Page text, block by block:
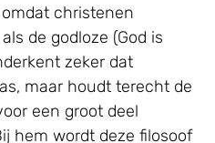
christenen
de godloze (God is
zeker dat
maar houdt terecht de
een groot deel
hem wordt deze filosoof